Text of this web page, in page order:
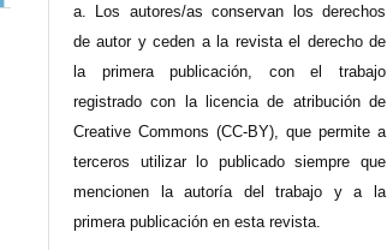
a. Los autores/as conservan los derechos
de autor y ceden a la revista el derecho de
la primera publicación, con el trabajo
registrado con la licencia de atribución de
Creative Commons (CC-BY), que permite a
terceros utilizar lo publicado siempre que
mencionen la autoría del trabajo y a la
primera publicación en esta revista.